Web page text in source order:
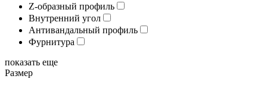
Z-образный профиль
Внутренний угол
Антивандальный профиль
Фурнитура
показать еще
Размер